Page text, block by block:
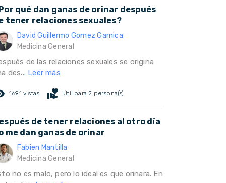
qué dan ganas de orinar después
tener relaciones sexuales?
David Guillermo Gomez Garnica
Medicina General
de las relaciones sexuales se origina
des... Leer más
1691 vistas volunteer_activism Útil para 2 persona(s)
de tener relaciones al otro día
me dan ganas de orinar
Fabien Mantilla
Medicina General
no es malo, pero lo ideal es que orinara. En